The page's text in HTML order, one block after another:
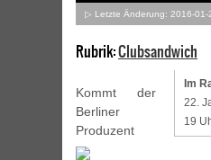
▷ Letzte Änderung: 2016-01-
Rubrik:Clubsandwich
Im
22.
19
Kommt der
Berliner
Produzent